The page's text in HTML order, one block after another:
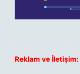
Reklam ve İletişim: